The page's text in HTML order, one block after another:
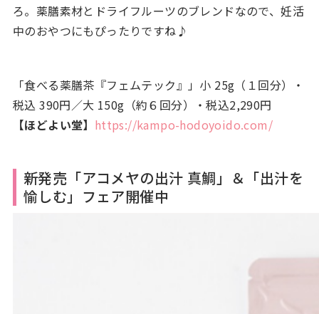
ろ。薬膳素材とドライフルーツのブレンドなので、妊活
中のおやつにもぴったりですね♪
「食べる薬膳茶『フェムテック』」小 25g（１回分）・
税込 390円／大 150g（約６回分）・税込2,290円
【ほどよい堂】 https://kampo-hodoyoido.com/
新発売「アコメヤの出汁 真鯛」＆「出汁を
愉しむ」フェア開催中